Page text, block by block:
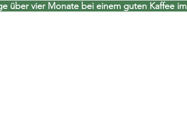
über vier Monate bei einem guten Kaffee im